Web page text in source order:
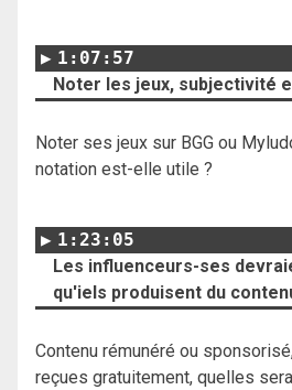
1:07:57
Noter les jeux, subjectivité
Noter ses jeux sur BGG ou
notation est-elle utile ?
1:23:05
Les influenceurs-ses
qu'iels produisent du
Contenu rémunéré ou
reçues gratuitement, quelles